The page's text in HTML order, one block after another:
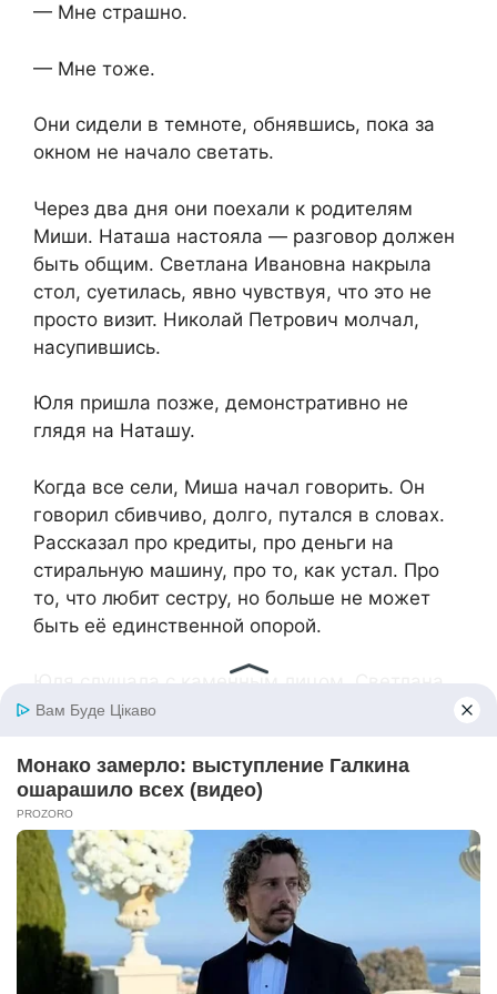
— Мне страшно.
— Мне тоже.
Они сидели в темноте, обнявшись, пока за
окном не начало светать.
Через два дня они поехали к родителям
Миши. Наташа настояла — разговор должен
быть общим. Светлана Ивановна накрыла
стол, суетилась, явно чувствуя, что это не
просто визит. Николай Петрович молчал,
насупившись.
Юля пришла позже, демонстративно не
глядя на Наташу.
Когда все сели, Миша начал говорить. Он
говорил сбивчиво, долго, путался в словах.
Рассказал про кредиты, про деньги на
стиральную машину, про то, как устал. Про
то, что любит сестру, но больше не может
быть её единственной опорой.
Юля слушала с каменным лицом. Светлана
Ивановна плакала в платочек. Николай
— То есть вы меня бросаете, — сказала Юля,
когда Миша замолчал. — Все. Дружно.
— Не бросаем, — Наташа впервые подала
голос. — Просто перестаём решать за тебя
все проблемы в твоей жизни.